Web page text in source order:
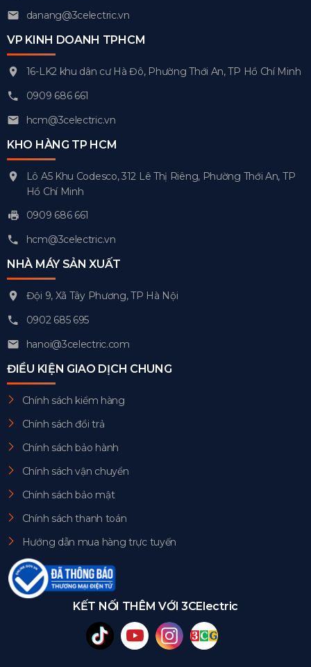
danang@3celectric.vn
VP KINH DOANH TPHCM
16-LK2 khu dân cư Hà Đô, Phường Thới An, TP Hồ Chí Minh
0909 686 661
hcm@3celectric.vn
KHO HÀNG TP HCM
Lô A5 Khu Codesco, 312 Lê Thị Riêng, Phường Thới An, TP
Hồ Chí Minh
0909 686 661
hcm@3celectric.vn
NHÀ MÁY SẢN XUẤT
Đội 9, Xã Tây Phương, TP Hà Nội
0902 685 695
hanoi@3celectric.com
ĐIỀU KIỆN GIAO DỊCH CHUNG
Chính sách kiểm hàng
Chính sách đổi trả
Chính sách bảo hành
Chính sách vận chuyển
Chính sách bảo mật
Chính sách thanh toán
Hướng dẫn mua hàng trực tuyến
KẾT NỐI THÊM VỚI 3CElectric